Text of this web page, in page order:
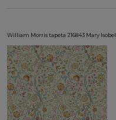
William Morris tapeta 216843 Mary Isobel